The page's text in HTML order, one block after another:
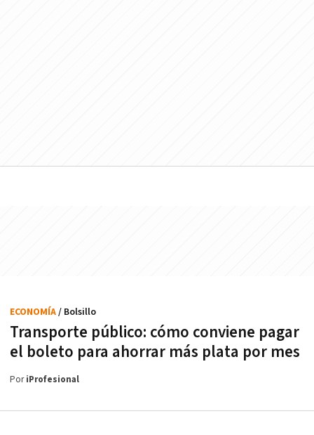
Transporte público: cómo conviene pagar
el boleto para ahorrar más plata por mes
ECONOMÍA/ Bolsillo
PoriProfesional